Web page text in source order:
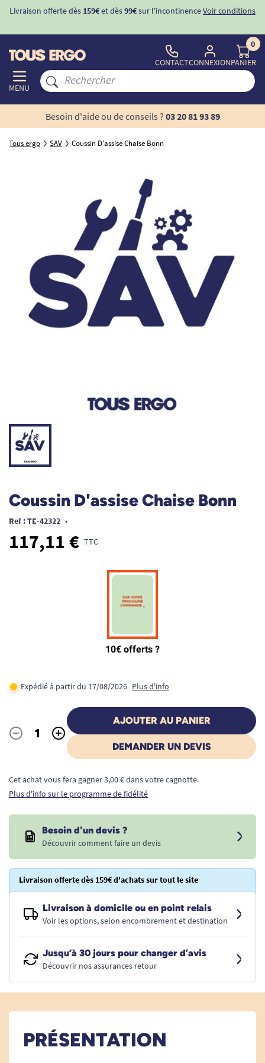
Livraison offerte dès 159€et dès99€sur l'incontinenceVoir conditions
MENU
CONTACTCONNEXION
0
PANIER
Besoin d'aide ou de conseils ? 03 20 81 93 89
Tous ergo SAV Coussin D'assise Chaise Bonn
Coussin D'assise Chaise Bonn
Ref : TE-42322 •
117,11 € TTC
Expédié à partir du 17/08/2026 Plus d'info
Quantité
- +
AJOUTER AU PANIER
DEMANDER UN DEVIS
Cet achat vous fera gagner 3,00 € dans votre cagnotte.
Plus d'info sur le programme de fidélité
Besoin d'un devis ?
Découvrir comment faire un devis
Livraison offerte dès 159€ d'achats sur tout le site
Livraison à domicile ou en point relais
Voir les options, selon encombrement et destination
Jusqu’à 30 jours pour changer d’avis
Découvrir nos assurances retour
PRÉSENTATION